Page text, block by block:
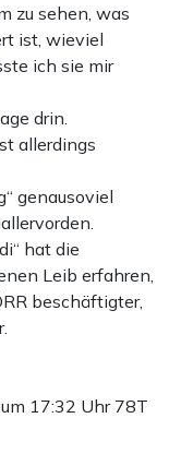
zu sehen, was
ist, wieviel
ich sie mir
drin.
allerdings
genausoviel
hat die
Leib erfahren,
beschäftigter,
17:32 Uhr 78T